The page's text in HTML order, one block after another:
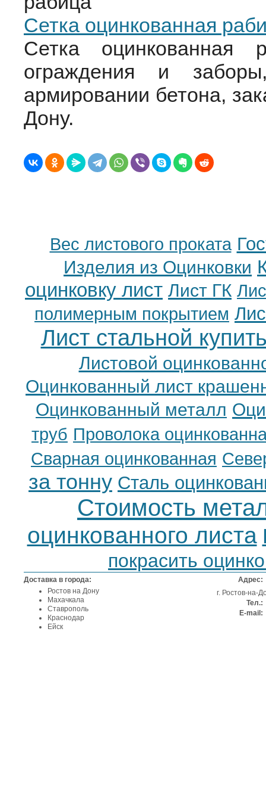
Cетка оцинкованная
Cетка оцинкованная
ограждения и
армировании бетона,
Дону.
Вес листового проката
Изделия из Оцинковки
оцинковку лист Лист ГК
полимерным покрытием
Лист стальной
Листовой
Оцинкованный лист
Оцинкованный металл
труб Проволока
Сварная оцинкованная
за тонну Сталь
Стоимость
оцинкованного листа
покрасить
Доставка в города:
Ростов на Дону
Махачкала
Ставрополь
Краснодар
Ейск
Адрес:
г. Ростов-на-
Тел.:
E-mail: